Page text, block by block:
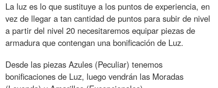
La luz es lo que sustituye a los puntos de experiencia, en
vez de llegar a tan cantidad de puntos para subir de nivel
a partir del nivel 20 necesitaremos equipar piezas de
armadura que contengan una bonificación de Luz.
Desde las piezas Azules (Peculiar) tenemos
bonificaciones de Luz, luego vendrán las Moradas